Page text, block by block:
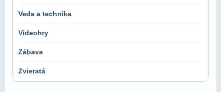
Veda a technika
Videohry
Zábava
Zvieratá